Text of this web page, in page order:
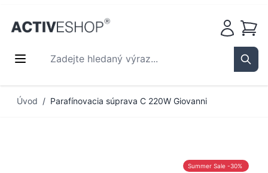
Zadejte hledaný výraz...
Košík
Úvod / Parafínovacia súprava C 220W Giovanni
Summer Sale -30%